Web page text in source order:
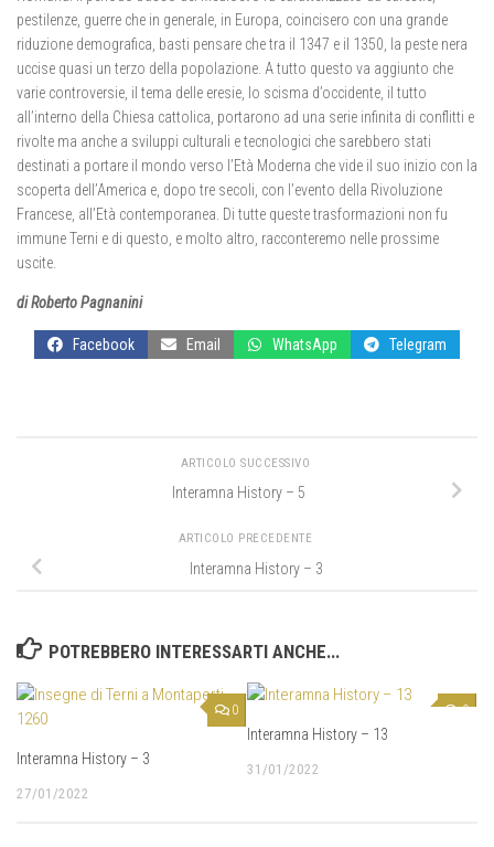
pestilenze, guerre che in generale, in Europa, coincisero con una grande
riduzione demografica, basti pensare che tra il 1347 e il 1350, la peste nera
uccise quasi un terzo della popolazione. A tutto questo va aggiunto che
varie controversie, il tema delle eresie, lo scisma d’occidente, il tutto
all’interno della Chiesa cattolica, portarono ad una serie infinita di conflitti e
rivolte ma anche a sviluppi culturali e tecnologici che sarebbero stati
destinati a portare il mondo verso l’Età Moderna che vide il suo inizio con la
scoperta dell’America e, dopo tre secoli, con l’evento della Rivoluzione
Francese, all’Età contemporanea. Di tutte queste trasformazioni non fu
immune Terni e di questo, e molto altro, racconteremo nelle prossime
uscite.
di Roberto Pagnanini
Facebook Email WhatsApp Telegram
ARTICOLO SUCCESSIVO
Interamna History – 5
ARTICOLO PRECEDENTE
Interamna History – 3
POTREBBERO INTERESSARTI ANCHE...
0
Interamna History – 3
27/01/2022
0
Interamna History – 13
31/01/2022